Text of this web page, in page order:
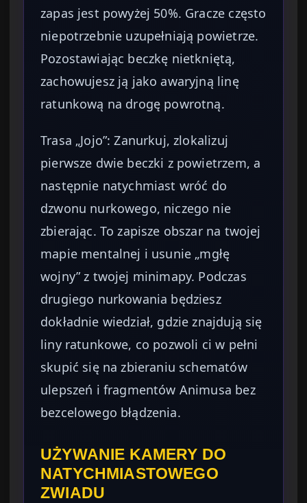
zapas jest powyżej 50%. Gracze często
niepotrzebnie uzupełniają powietrze.
Pozostawiając beczkę nietkniętą,
zachowujesz ją jako awaryjną linę
ratunkową na drogę powrotną.
Trasa „Jojo”: Zanurkuj, zlokalizuj
pierwsze dwie beczki z powietrzem, a
następnie natychmiast wróć do
dzwonu nurkowego, niczego nie
zbierając. To zapisze obszar na twojej
mapie mentalnej i usunie „mgłę
wojny” z twojej minimapy. Podczas
drugiego nurkowania będziesz
dokładnie wiedział, gdzie znajdują się
liny ratunkowe, co pozwoli ci w pełni
skupić się na zbieraniu schematów
ulepszeń i fragmentów Animusa bez
bezcelowego błądzenia.
UŻYWANIE KAMERY DO
NATYCHMIASTOWEGO
ZWIADU